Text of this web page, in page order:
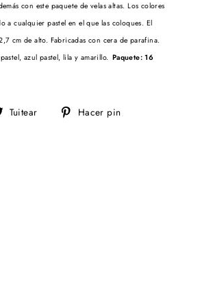
con este paquete de velas altas. Los colores
cualquier pastel en el que las coloques. El
cm de alto. Fabricadas con cera de parafina.
azul pastel, lila y amarillo. Paquete: 16
Tuitear
TuitearHacer pin